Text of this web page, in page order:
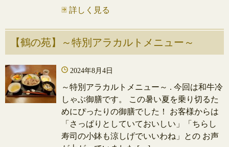
詳しく見る
【鶴の苑】～特別アラカルトメニュー～
2024年8月4日
～特別アラカルトメニュー～ . 今回は和牛冷
しゃぶ御膳です。 この暑い夏を乗り切るた
めにぴったりの御膳でした！ お客様からは
「さっぱりとしていておいしい」「ちらし
寿司の小鉢も涼しげでいいわね」との お声